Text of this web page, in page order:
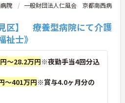
院
一般財団法人仁風会 京都南西病
区】 療養型病院にて介護
祉士》
～28.2万円※夜勤手当4回分込
～401万円※賞与4.0ヶ月分の